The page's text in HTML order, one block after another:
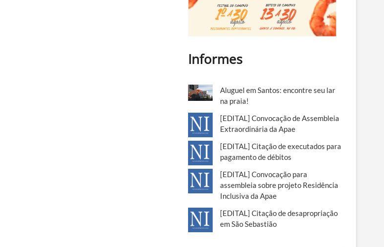
Informes
Aluguel em Santos: encontre seu lar
na praia!
[EDITAL] Convocação de Assembleia
Extraordinária da Apae
[EDITAL] Citação de executados para
pagamento de débitos
[EDITAL] Convocação para
assembleia sobre projeto Residência
Inclusiva da Apae
[EDITAL] Citação de desapropriação
em São Sebastião